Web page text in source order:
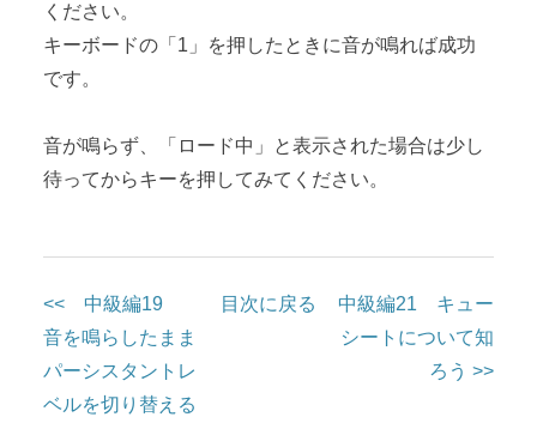
ください。
キーボードの「1」を押したときに音が鳴れば成功
です。
音が鳴らず、「ロード中」と表示された場合は少し
待ってからキーを押してみてください。
<< 中級編19
音を鳴らしたまま
パーシスタントレ
ベルを切り替える
目次に戻る
中級編21 キュー
シートについて知
ろう >>